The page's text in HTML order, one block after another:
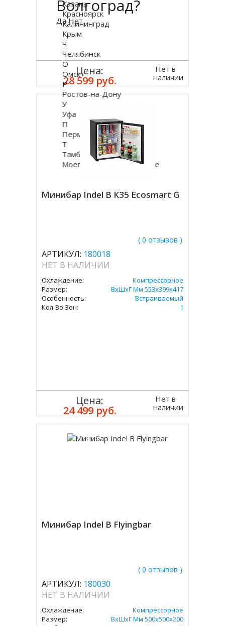
Цена:
28 599 руб.
Нет в
наличии
Минибар Indel B К35 Ecosmart G
( 0 отзывов )
АРТИКУЛ: 180018
НЕТ В НАЛИЧИИ
Охлаждение:
Компрессорное
Размер:
ВxШxГ Мм 553х399х417
Особенность:
Встраиваемый
Кол-Во Зон:
1
Цена:
24 499 руб.
Нет в
наличии
Минибар Indel B Flyingbar
( 0 отзывов )
АРТИКУЛ: 180030
НЕТ В НАЛИЧИИ
Охлаждение:
Компрессорное
Размер:
ВxШxГ Мм 500х500х200
Волгоград?
Да Нет
Казань
Красноярск
Калининград
Крым
Ч
Челябинск
О
Омск
Р
Ростов-на-Дону
У
Уфа
П
Пермь
Т
Тамбов
Моего города нет в списке